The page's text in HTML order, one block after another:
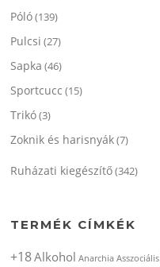
Póló(139)
Pulcsi (27)
Sapka (46)
Sportcucc (15)
Trikó(3)
Zoknik és harisnyák(7)
Ruházati kiegészítő(342)
TERMÉK CÍMKÉK
+18Alkohol Anarchia Asszociális